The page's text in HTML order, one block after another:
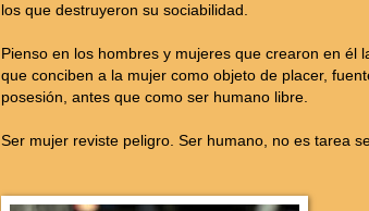
los que destruyeron su sociabilidad.
Pienso en los hombres y mujeres que crearon en él
que conciben a la mujer como objeto de placer,
posesión, antes que como ser humano libre.
Ser mujer reviste peligro. Ser humano, no es tarea